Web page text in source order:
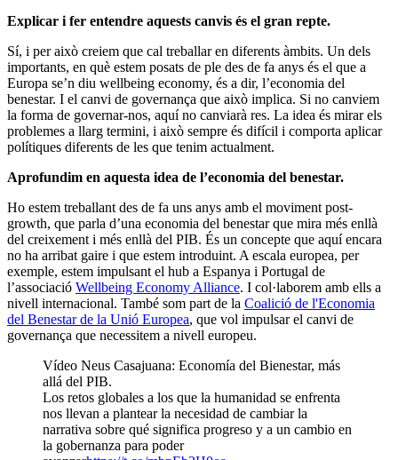
Explicar i fer entendre aquests canvis és el gran repte.
Sí, i per això creiem que cal treballar en diferents àmbits. Un dels
importants, en què estem posats de ple des de fa anys és el que a
Europa se’n diu wellbeing economy, és a dir, l’economia del
benestar. I el canvi de governança que això implica. Si no canviem
la forma de governar-nos, aquí no canviarà res. La idea és mirar els
problemes a llarg termini, i això sempre és difícil i comporta aplicar
polítiques diferents de les que tenim actualment.
Aprofundim en aquesta idea de l’economia del benestar.
Ho estem treballant des de fa uns anys amb el moviment post-
growth, que parla d’una economia del benestar que mira més enllà
del creixement i més enllà del PIB. És un concepte que aquí encara
no ha arribat gaire i que estem introduint. A escala europea, per
exemple, estem impulsant el hub a Espanya i Portugal de
l’associació Wellbeing Economy Alliance. I col·laborem amb ells a
nivell internacional. També som part de la Coalició de l'Economia
del Benestar de la Unió Europea, que vol impulsar el canvi de
governança que necessitem a nivell europeu.
Vídeo Neus Casajuana: Economía del Bienestar, más
allá del PIB.
Los retos globales a los que la humanidad se enfrenta
nos llevan a plantear la necesidad de cambiar la
narrativa sobre qué significa progreso y a un cambio en
la gobernanza para poder